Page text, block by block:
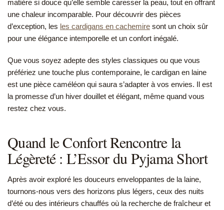
matière si douce qu’elle semble caresser la peau, tout en offrant
une chaleur incomparable. Pour découvrir des pièces
d’exception, les les cardigans en cachemire sont un choix sûr
pour une élégance intemporelle et un confort inégalé.
Que vous soyez adepte des styles classiques ou que vous
préfériez une touche plus contemporaine, le cardigan en laine
est une pièce caméléon qui saura s’adapter à vos envies. Il est
la promesse d’un hiver douillet et élégant, même quand vous
restez chez vous.
Quand le Confort Rencontre la
Légèreté : L’Essor du Pyjama Short
Après avoir exploré les douceurs enveloppantes de la laine,
tournons-nous vers des horizons plus légers, ceux des nuits
d’été ou des intérieurs chauffés où la recherche de fraîcheur et